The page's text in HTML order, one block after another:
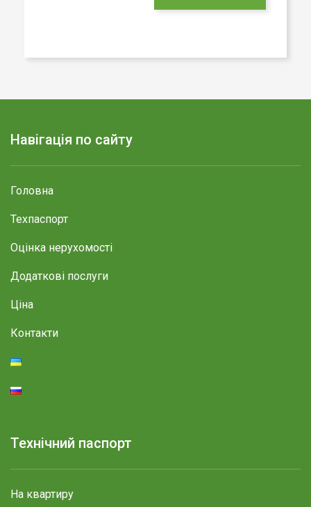
Навігація по сайту
Головна
Техпаспорт
Оцінка нерухомості
Додаткові послуги
Ціна
Контакти
Технічний паспорт
На квартиру